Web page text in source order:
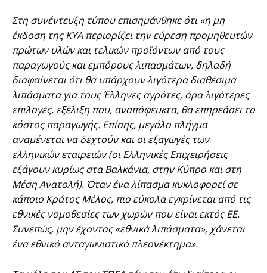
Στη συνέντευξη τύπου επισημάνθηκε ότι «η μη
έκδοση της ΚΥΑ περιορίζει την εύρεση προμηθευτών
πρώτων υλών και τελικών προϊόντων από τους
παραγωγούς και εμπόρους λιπασμάτων, δηλαδή
διαφαίνεται ότι θα υπάρχουν λιγότερα διαθέσιμα
λιπάσματα για τους Έλληνες αγρότες, άρα λιγότερες
επιλογές, εξέλιξη που, αναπόφευκτα, θα επηρεάσει το
κόστος παραγωγής. Επίσης, μεγάλο πλήγμα
αναμένεται να δεχτούν και οι εξαγωγές των
ελληνικών εταιρειών (οι Ελληνικές Επιχειρήσεις
εξάγουν κυρίως στα Βαλκάνια, στην Κύπρο και στη
Μέση Ανατολή). Όταν ένα λίπασμα κυκλοφορεί σε
κάποιο Κράτος Μέλος, πιο εύκολα εγκρίνεται από τις
εθνικές νομοθεσίες των χωρών που είναι εκτός ΕΕ.
Συνεπώς, μην έχοντας «εθνικά λιπάσματα», χάνεται
ένα εθνικό ανταγωνιστικό πλεονέκτημα».